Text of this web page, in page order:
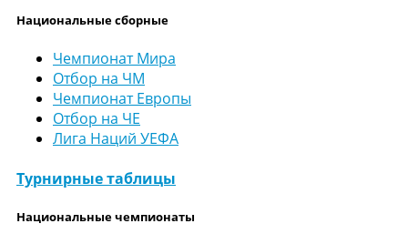
Национальные сборные
Чемпионат Мира
Отбор на ЧМ
Чемпионат Европы
Отбор на ЧЕ
Лига Наций УЕФА
Турнирные таблицы
Национальные чемпионаты